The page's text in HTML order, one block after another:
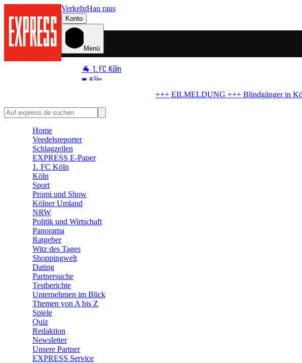
VerkehrHau raus
Konto
Menü
🐐 1. FC Köln
♥️ Köln
🏆 Sport
🛒 Shoppingwelt
Bombe im Rhein! Seilbahn stellt Betrieb ein
Home
Veedelsreporter
Schlagzeilen
EXPRESS E-Paper
1. FC Köln
Köln
Sport
Promi und Show
Kölner Umland
NRW
Politik und Wirtschaft
Panorama
Ratgeber
Witz des Tages
Shoppingwelt
Dating
Partnersuche
Testberichte
Unternehmen im Blick
Themen von A bis Z
Spiele
Quiz
Redaktion
Newsletter
Unsere Partner
EXPRESS Service